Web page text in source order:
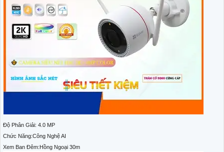
Độ Phân Giải: 4.0 MP
Chức Năng:Công Nghệ AI
Xem Ban Đêm:Hồng Ngoại 30m